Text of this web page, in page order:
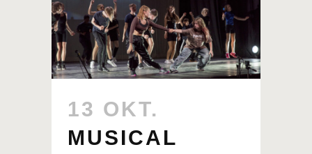
13 OKT.
MUSICAL